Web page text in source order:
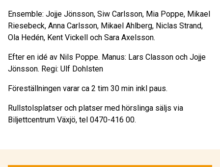
Ensemble: Jojje Jönsson, Siw Carlsson, Mia Poppe, Mikael
Riesebeck, Anna Carlsson, Mikael Ahlberg, Niclas Strand,
Ola Hedén, Kent Vickell och Sara Axelsson.
Efter en idé av Nils Poppe. Manus: Lars Classon och Jojje
Jönsson. Regi: Ulf Dohlsten
Föreställningen varar ca 2 tim 30 min inkl paus.
Rullstolsplatser och platser med hörslinga säljs via
Biljettcentrum Växjö, tel 0470-416 00.